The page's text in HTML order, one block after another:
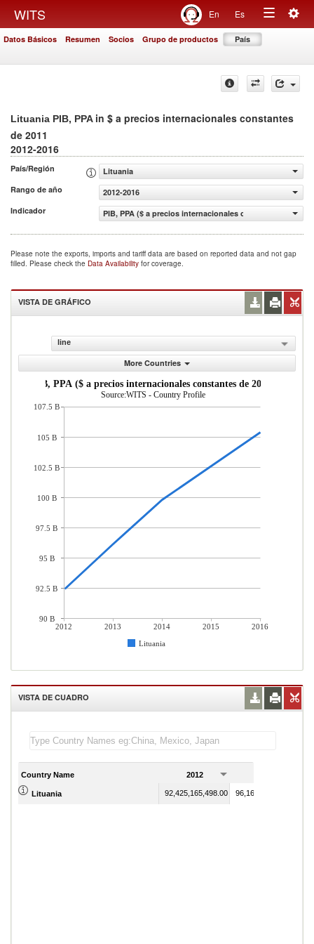
WITS En Es
Toggle
Datos Básicos Resumen Socios Grupo de productos País
Lituania PIB, PPA in $ a precios internacionales constantes
de 2011
2012-2016
País/Región
Lituania
Rango de año
2012-2016
Indicador
PIB, PPA ($ a precios internacionales constantes de 2011)
Please note the exports, imports and tariff data are based on reported data and not gap
filled. Please check the Data Availability for coverage.
VISTA DE GRÁFICO
line
More Countries
PIB, PPA ($ a precios internacionales constantes de 2011)
Source:WITS - Country Profile
2012 2013 2014 2015
2016
Lituania
107.5 B
105 B
102.5 B
100 B
97.5 B
95 B
92.5 B
90 B
VISTA DE CUADRO
Country Name 2012
Lituania 92,425,165,498.00 96,165,531,707.00